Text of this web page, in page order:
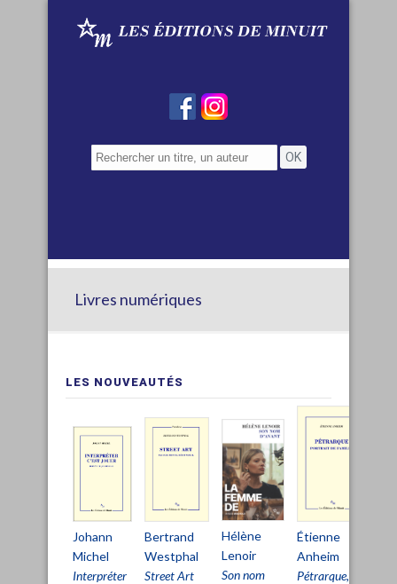
Livres numériques
LES NOUVEAUTÉS
Johann
Michel
Interpréter
Bertrand
Westphal
Street Art
Hélène
Lenoir
Son nom
Étienne
Anheim
Pétrarque,